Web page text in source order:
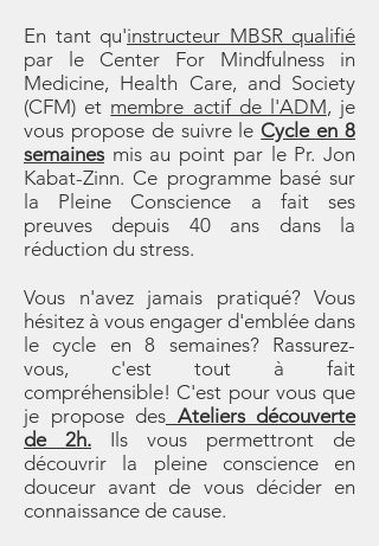
En tant qu'instructeur MBSR qualifié
par le Center For Mindfulness in
Medicine, Health Care, and Society
(CFM) et membre actif de l'ADM, je
vous propose de suivre leCycle en 8
semaines mis au point par le Pr. Jon
Kabat-Zinn. Ce programme basé sur
la Pleine Conscience a fait ses
preuves depuis 40 ans dans la
réduction du stress.
Vous n'avez jamais pratiqué? Vous
hésitez à vous engager d'emblée dans
le cycle en 8 semaines? Rassurez-
vous, c'est tout à fait
compréhensible! C'est pour vous que
je propose des Ateliers découverte
de 2h. Ils vous permettront de
découvrir la pleine conscience en
douceur avant de vous décider en
connaissance de cause.